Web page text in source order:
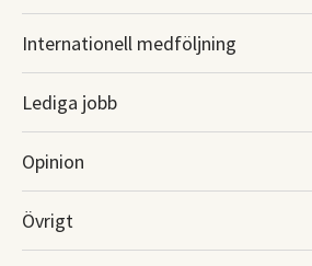
Internationell medföljning
Lediga jobb
Opinion
Övrigt